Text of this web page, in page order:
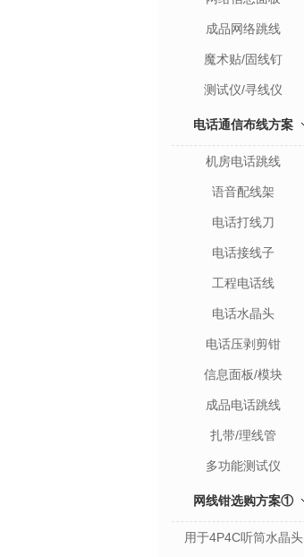
成品网络跳线
魔术贴/固线钉
测试仪/寻线仪
电话通信布线方案
机房电话跳线
语音配线架
电话打线刀
电话接线子
工程电话线
电话水晶头
电话压剥剪钳
信息面板/模块
成品电话跳线
扎带/理线管
多功能测试仪
网线钳选购方案①
用于4P4C听筒水晶头